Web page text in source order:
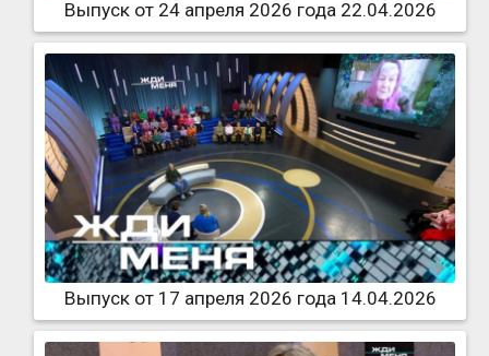
Выпуск от 24 апреля 2026 года 22.04.2026
Выпуск от 17 апреля 2026 года 14.04.2026